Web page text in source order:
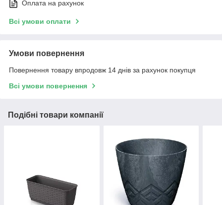
Оплата на рахунок
Всі умови оплати
Умови повернення
Повернення товару впродовж 14 днів за рахунок покупця
Всі умови повернення
Подібні товари компанії